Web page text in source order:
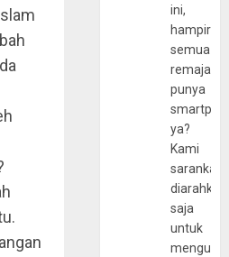
ini,
hampir
semua
remaja
punya
ya?
Kami
sarankan,
diarahkan
saja
untuk